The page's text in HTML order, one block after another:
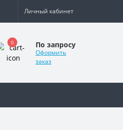
Личный кабинет
0 По запросу
Оформить
заказ